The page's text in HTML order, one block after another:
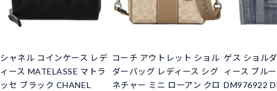
シャネル コインケース レデ
ィース MATELASSE マトラ
ッセ ブラック CHANEL
コーチ アウトレット ショル
ダーバッグ レディース シグ
ネチャー ミニ ローアン クロ
ゲス ショル
ィース ブル
DM976922